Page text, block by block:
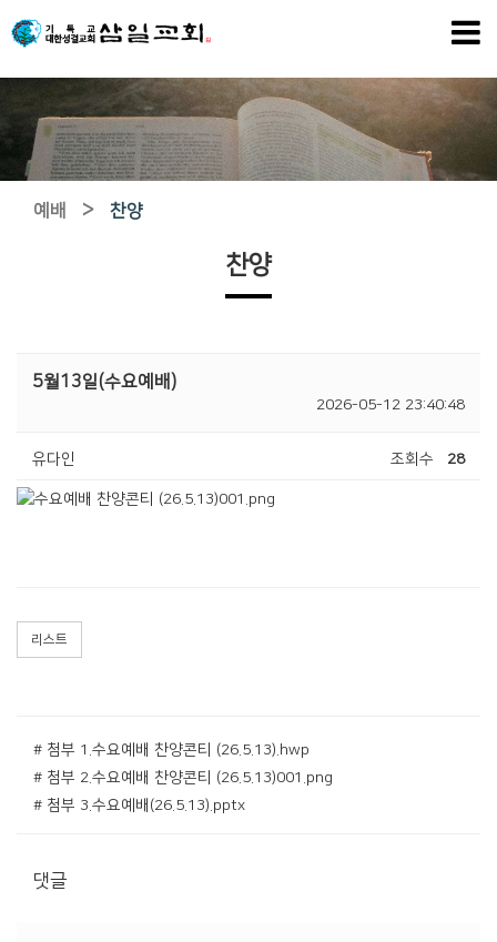
예배 > 찬양
찬양
5월13일(수요예배)
2026-05-12 23:40:48
유다인 조회수 28
리스트
# 첨부 1.수요예배 찬양콘티 (26.5.13).hwp
# 첨부 2.수요예배 찬양콘티 (26.5.13)001.png
# 첨부 3.수요예배(26.5.13).pptx
댓글